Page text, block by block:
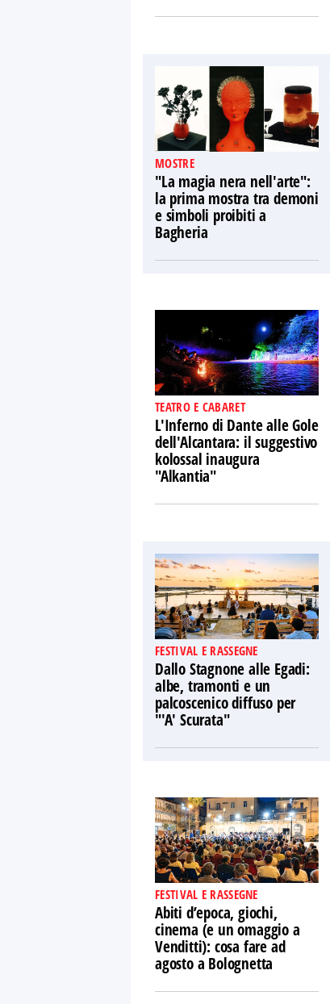
MOSTRE
"La magia nera nell'arte":
la prima mostra tra demoni
e simboli proibiti a
Bagheria
TEATRO E CABARET
L'Inferno di Dante alle Gole
dell'Alcantara: il suggestivo
kolossal inaugura
"Alkantia"
FESTIVAL E RASSEGNE
Dallo Stagnone alle Egadi:
albe, tramonti e un
palcoscenico diffuso per
"'A' Scurata"
FESTIVAL E RASSEGNE
Abiti d’epoca, giochi,
cinema (e un omaggio a
Venditti): cosa fare ad
agosto a Bolognetta